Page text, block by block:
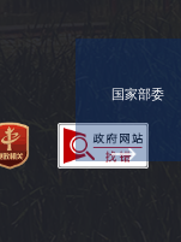
国家部委